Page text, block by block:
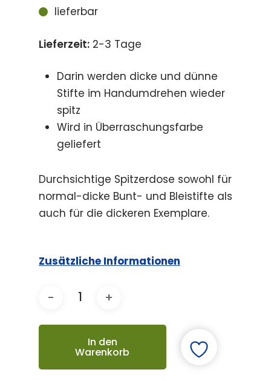
lieferbar
Lieferzeit: 2-3 Tage
Darin werden dicke und dünne
Stifte im Handumdrehen wieder
spitz
Wird in Überraschungsfarbe
geliefert
Durchsichtige Spitzerdose sowohl für
normal-dicke Bunt- und Bleistifte als
auch für die dickeren Exemplare.
Zusätzliche Informationen
In den
Warenkorb